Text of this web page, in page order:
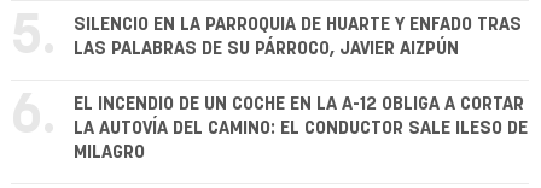
5.
SILENCIO EN LA PARROQUIA DE HUARTE Y ENFADO TRAS
LAS PALABRAS DE SU PÁRROCO, JAVIER AIZPÚN
6.
EL INCENDIO DE UN COCHE EN LA A-12 OBLIGA A CORTAR
LA AUTOVÍA DEL CAMINO: EL CONDUCTOR SALE ILESO DE
MILAGRO